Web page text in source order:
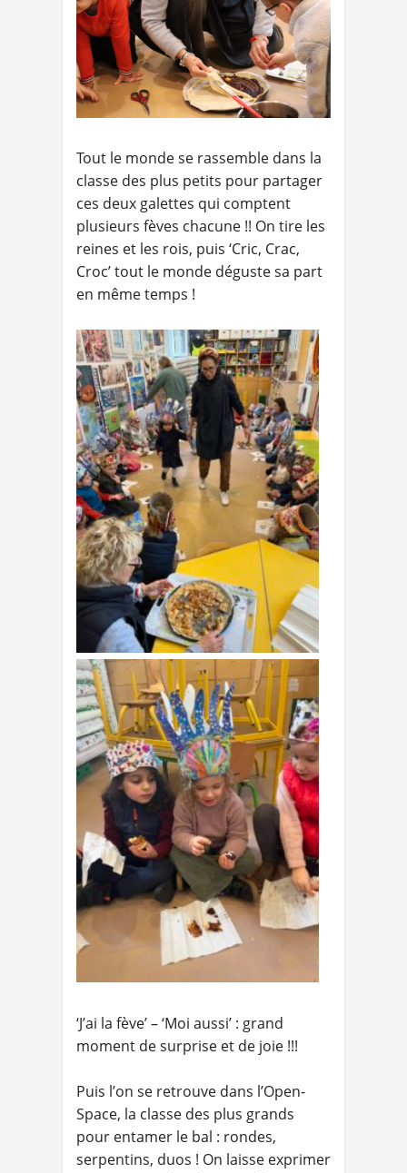
Tout le monde se rassemble dans la
classe des plus petits pour partager
ces deux galettes qui comptent
plusieurs fèves chacune !! On tire les
reines et les rois, puis ‘Cric, Crac,
Croc’ tout le monde déguste sa part
en même temps !
‘J’ai la fève’ – ‘Moi aussi’ : grand
moment de surprise et de joie !!!
Puis l’on se retrouve dans l’Open-
Space, la classe des plus grands
pour entamer le bal : rondes,
serpentins, duos ! On laisse exprimer